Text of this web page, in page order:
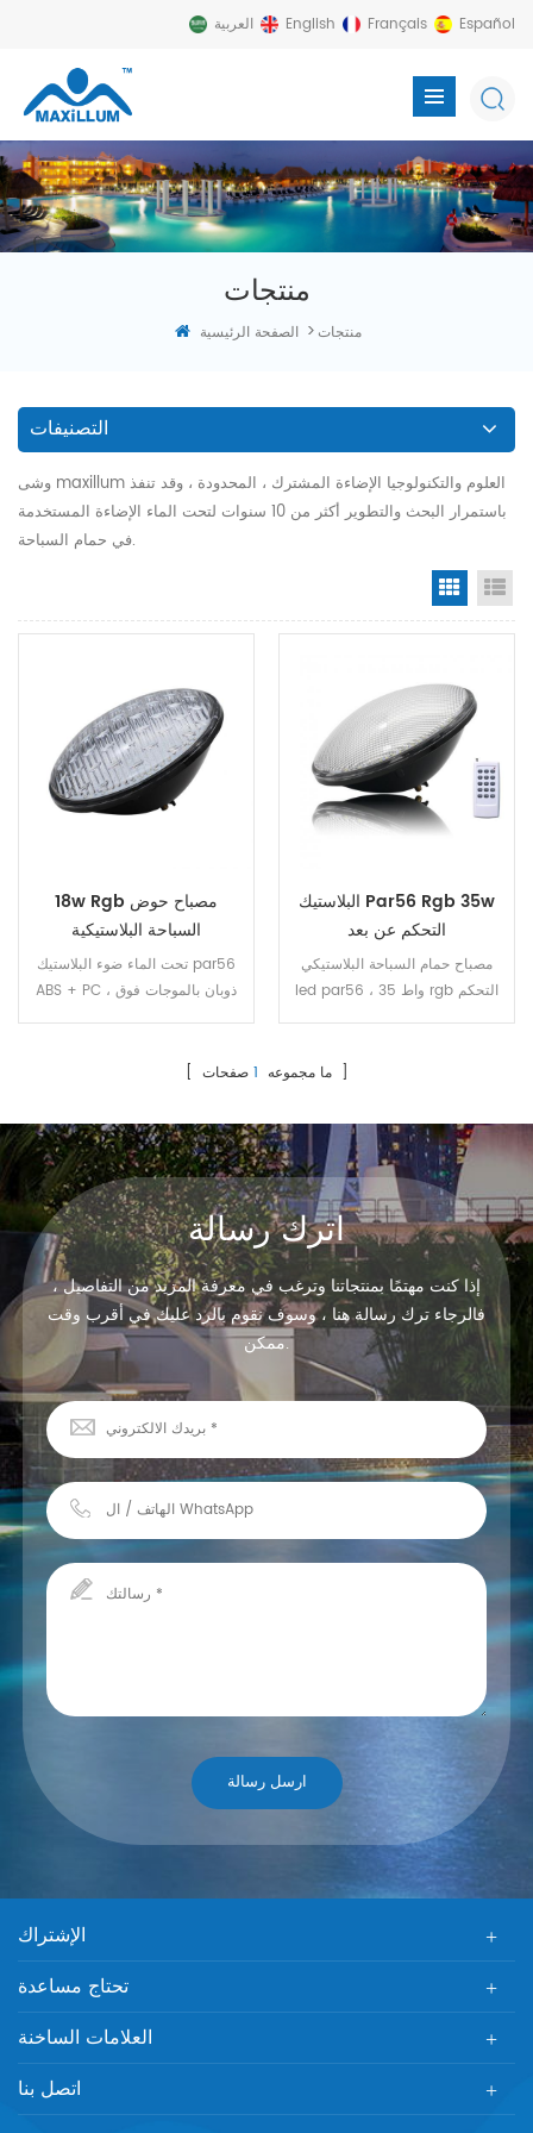
العربية English Français Español
منتجات
الصفحة الرئيسية >منتجات
التصنيفات
وشى maxillum العلوم والتكنولوجيا الإضاءة المشترك ، المحدودة ، وقد تنفذ
باستمرار البحث والتطوير أكثر من 10 سنوات لتحت الماء الإضاءة المستخدمة
في حمام السباحة.
Grid
18w Rgb مصباح حوض
السباحة البلاستيكية
تحت الماء ضوء البلاستيك par56
ABS + PC ، ذوبان بالموجات فوق
الصوتية ، الايبوكسي الأزرق حماية ،
البلاستيك Par56 Rgb 35w
التحكم عن بعد
مصباح حمام السباحة البلاستيكي
led par56 ، 35 واط rgb التحكم
عن بعد بالموجات فوق الصوتية ذوبان
[ ما مجموعه 1 صفحات ]
اترك رسالة
إذا كنت مهتمًا بمنتجاتنا وترغب في معرفة المزيد من التفاصيل ،
فالرجاء ترك رسالة هنا ، وسوف نقوم بالرد عليك في أقرب وقت
ممكن.
الإشتراك
تحتاج مساعدة
العلامات الساخنة
اتصل بنا